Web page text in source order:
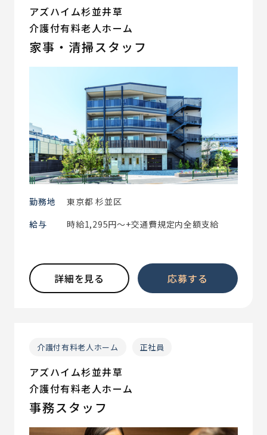
アズハイム杉並井草
介護付有料老人ホーム
家事・清掃スタッフ
勤務地
東京都 杉並区
給与
時給1,295円～+交通費規定内全額支給
詳細を見る 応募する
介護付有料老人ホーム 正社員
アズハイム杉並井草
介護付有料老人ホーム
事務スタッフ